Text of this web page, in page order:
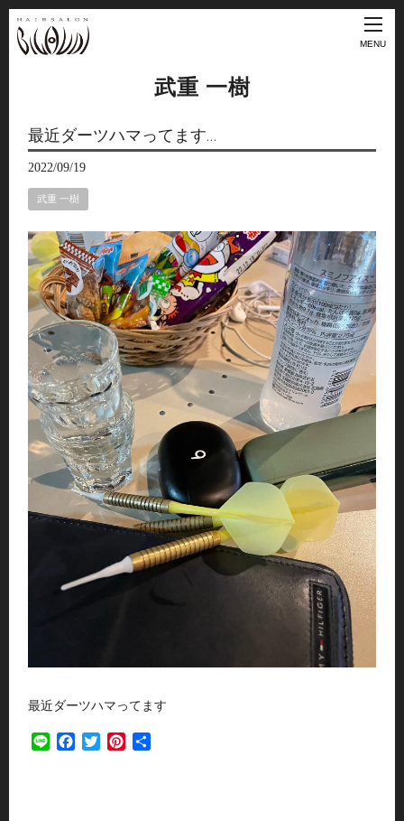
MENU
武重 一樹
最近ダーツハマってます…
2022/09/19
武重 一樹
最近ダーツハマってます
Line FacebookTwitterPinterest